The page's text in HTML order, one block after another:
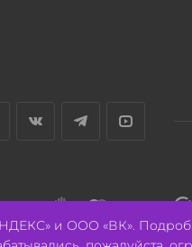
и ООО «ВК».